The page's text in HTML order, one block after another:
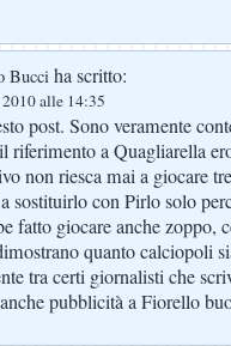
Bucci ha scritto:
alle 14:35
post. Sono veramente
riferimento a Quagliarella
non riesca mai a giocare
sostituirlo con Pirlo solo
fatto giocare anche zoppo,
quanto calciopoli
tra certi giornalisti che
pubblicità a Fiorello